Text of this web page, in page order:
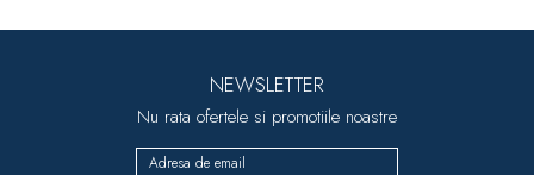
NEWSLETTER
Nu rata ofertele si promotiile noastre